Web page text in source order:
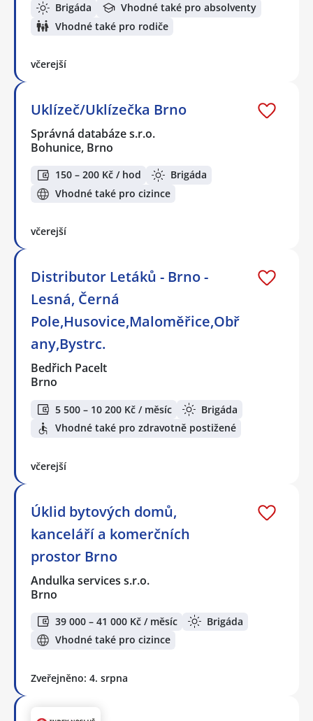
Brigáda
Vhodné také pro absolventy
Vhodné také pro rodiče
včerejší
Uklízeč/Uklízečka Brno
Správná databáze s.r.o.
Bohunice, Brno
150 – 200 Kč / hod
Brigáda
Vhodné také pro cizince
včerejší
Distributor Letáků - Brno -
Lesná, Černá
Pole,Husovice,Maloměřice,Obř
any,Bystrc.
Bedřich Pacelt
Brno
5 500 – 10 200 Kč / měsíc
Brigáda
Vhodné také pro zdravotně postižené
včerejší
Úklid bytových domů,
kanceláří a komerčních
prostor Brno
Andulka services s.r.o.
Brno
39 000 – 41 000 Kč / měsíc
Brigáda
Vhodné také pro cizince
Zveřejněno: 4. srpna